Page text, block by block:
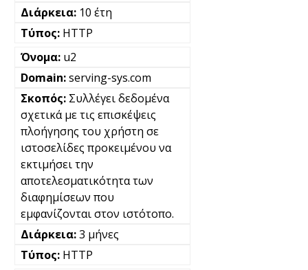
10 έτη
HTTP
u2
serving-sys.com
Συλλέγει δεδομένα
σχετικά με τις επισκέψεις
πλοήγησης του χρήστη σε
ιστοσελίδες προκειμένου να
εκτιμήσει την
αποτελεσματικότητα των
διαφημίσεων που
εμφανίζονται στον ιστότοπο.
3 μήνες
HTTP